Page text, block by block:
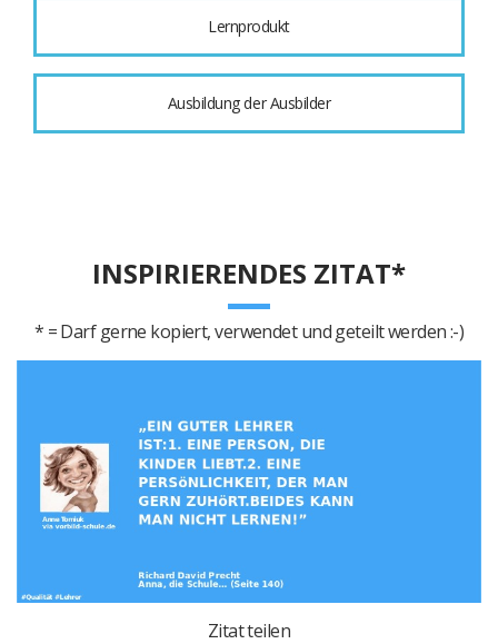
Lernprodukt
Ausbildung der Ausbilder
INSPIRIERENDES ZITAT*
* = Darf gerne kopiert, verwendet und geteilt werden :-)
Zitat teilen